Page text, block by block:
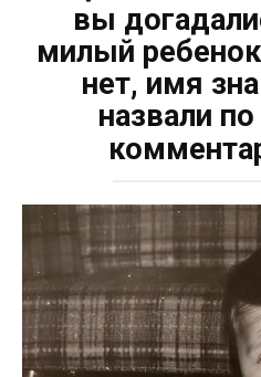
вы
милый
нет, имя
назвали